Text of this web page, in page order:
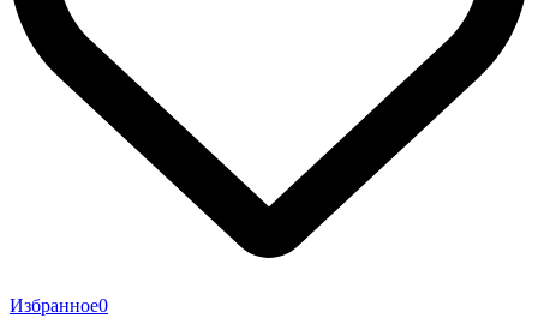
Избранное0